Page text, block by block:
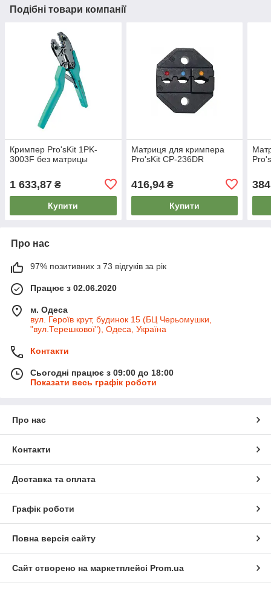
Подібні товари компанії
Кримпер Pro'sKit 1PK-
3003F без матрицы
1 633,87 ₴
Купити
Матриця для кримпера
Pro'sKit CP-236DR
416,94₴
Купити
Про нас
97% позитивних з 73 відгуків за рік
Працює з 02.06.2020
м. Одеса
вул. Героїв крут, будинок 15 (БЦ Черьомушки,
"вул.Терешкової"), Одеса, Україна
Контакти
Сьогодні працює з 09:00 до 18:00
Показати весь графік роботи
Про нас
Контакти
Доставка та оплата
Графік роботи
Повна версія сайту
Сайт створено на маркетплейсі Prom.ua